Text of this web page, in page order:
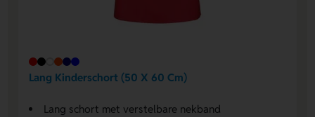
Lang Kinderschort (50 X 60 Cm)
Lang schort met verstelbare nekband